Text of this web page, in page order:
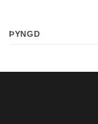
ÞYNGD